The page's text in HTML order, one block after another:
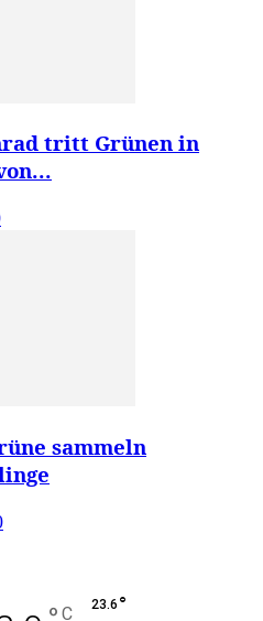
tritt Grünen in
sammeln
C 23.6 °